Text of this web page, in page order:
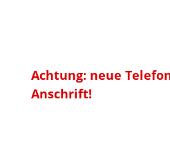
Achtung: neue
Anschrift!